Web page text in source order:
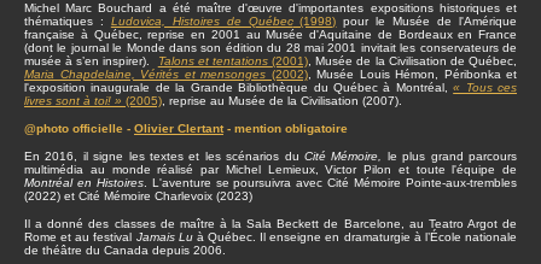
Michel Marc Bouchard a été maître d'œuvre d'importantes expositions historiques et
thématiques : Ludovica, Histoires de Québec(1998) pour le Musée de l'Amérique
française à Québec, reprise en 2001 au Musée d'Aquitaine de Bordeaux en France
(dont le journal le Monde dans son édition du 28 mai 2001 invitait les conservateurs de
musée à s’en inspirer).
Talons et tentations(2001) , Musée de la Civilisation de Québec,
Maria Chapdelaine, Vérités et mensonges (2002), Musée Louis Hémon, Péribonka et
l'exposition inaugurale de la Grande Bibliothèque du Québec à Montréal,« Tous ces
livres sont à toi! » (2005) , reprise au Musée de la Civilisation (2007).
@photo officielle - Olivier Clertant- mention obligatoire
En 2016, il signe les textes et les scénarios du Cité Mémoire, le plus grand parcours
multimédia au monde réalisé par Michel Lemieux, Victor Pilon et toute l'équipe de
Montréal en Histoires. L'aventure se poursuivra avec Cité Mémoire Pointe-aux-trembles
(2022) et Cité Mémoire Charlevoix (2023)
Il a donné des classes de maître à la Sala Beckett de Barcelone, au Teatro Argot de
Rome et au festival Jamais Luà Québec. Il enseigne en dramaturgie à l’École nationale
de théâtre du Canada depuis 2006.